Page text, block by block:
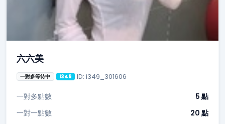
六六美
一對多等待中 i349 ID: i349_301606
一對多點數
5 點
一對一點數
20 點